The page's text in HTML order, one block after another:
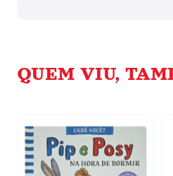
QUEM VIU,